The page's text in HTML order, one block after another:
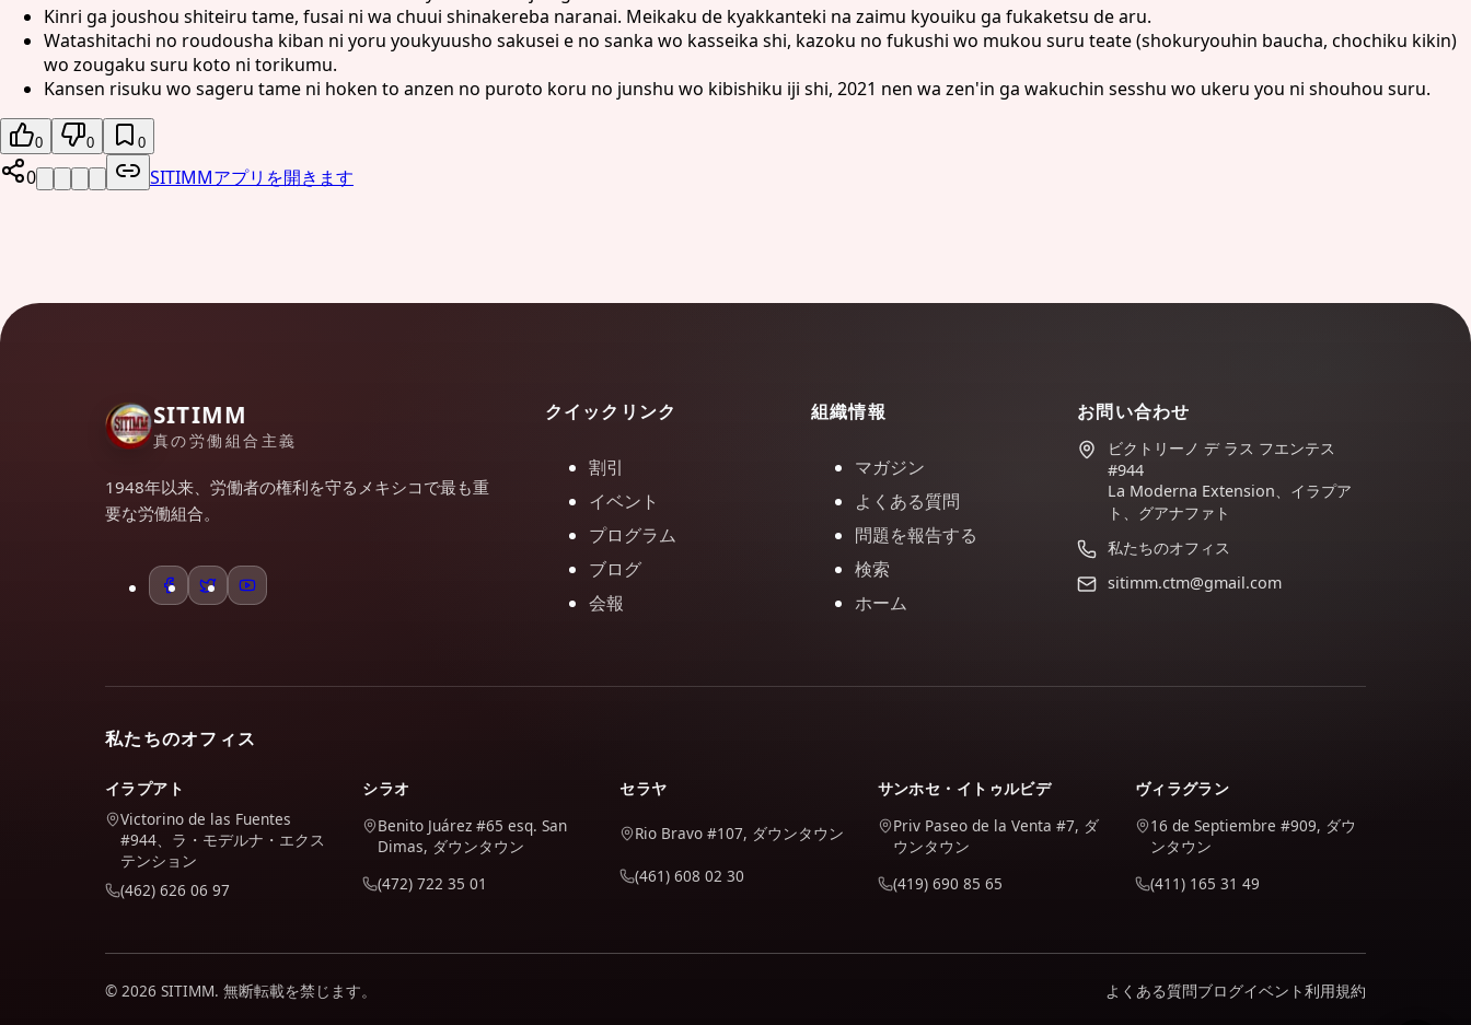
Kinri ga joushou shiteiru tame, fusai ni wa chuui shinakereba naranai. Meikaku de kyakkanteki na zaimu kyouiku ga fukaketsu de aru.
Watashitachi no roudousha kiban ni yoru youkyuusho sakusei e no sanka wo kasseika shi, kazoku no fukushi wo mukou suru teate (shokuryouhin baucha, chochiku kikin)
wo zougaku suru koto ni torikumu.
Kansen risuku wo sageru tame ni hoken to anzen no puroto koru no junshu wo kibishiku iji shi, 2021 nen wa zen'in ga wakuchin sesshu wo ukeru you ni shouhou suru.
0 0 0
0 SITIMMアプリを開きます
SITIMM
真の労働組合主義
1948年以来、労働者の権利を守るメキシコで最も重
要な労働組合。
クイックリンク
割引
イベント
プログラム
ブログ
会報
組織情報
マガジン
よくある質問
問題を報告する
検索
ホーム
お問い合わせ
ビクトリーノ デ ラス フエンテス
#944
La Moderna Extension、イラプア
ト、グアナファト
私たちのオフィス
sitimm.ctm@gmail.com
私たちのオフィス
イラプアト
Victorino de las Fuentes
#944、ラ・モデルナ・エクス
テンション
(462) 626 06 97
シラオ
Benito Juárez #65 esq. San
Dimas, ダウンタウン
(472) 722 35 01
セラヤ
Rio Bravo #107, ダウンタウン
(461) 608 02 30
サンホセ・イトゥルビデ
Priv Paseo de la Venta #7, ダ
ウンタウン
(419) 690 85 65
ヴィラグラン
16 de Septiembre #909, ダウ
ンタウン
(411) 165 31 49
© 2026 SITIMM. 無断転載を禁じます。 よくある質問ブログイベント利用規約